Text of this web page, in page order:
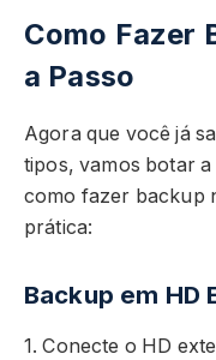
Como Fazer
a Passo
Agora que você já
tipos, vamos botar
como fazer backup
prática:
Backup em HD
1. Conecte o HD